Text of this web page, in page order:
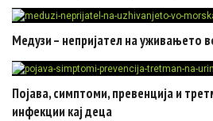
Медузи – непријател на уживањето
Појава, симптоми, превенција и
инфекции кај деца